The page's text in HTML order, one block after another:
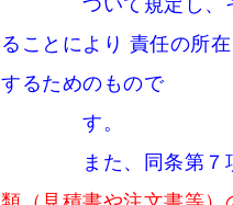
ることにより 責任の所
するためのもので
す。
また、同条第７項の